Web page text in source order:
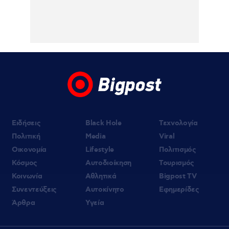
Ειδήσεις
Πολιτική
Οικονομία
Κόσμος
Κοινωνία
Συνεντεύξεις
Άρθρα
Black Hole
Media
Lifestyle
Αυτοδιοίκηση
Αθλητικά
Αυτοκίνητο
Υγεία
Τεχνολογία
Viral
Πολιτισμός
Τουρισμός
Bigpost TV
Εφημερίδες